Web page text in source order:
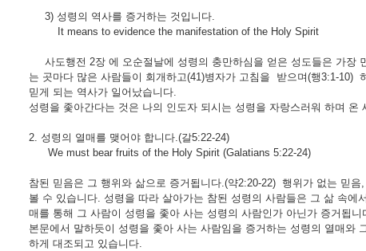
3) 성령의 역사를 증거하는 것입니다.
It means to evidence the manifestation of the Holy Spirit
사도행전 2장 에 오순절날에 성령의 충만하심을 얻은 성도들은 가장
는 곳마다 많은 사람들이 회개하고(41)병자가 고침을 받으며(행3:1-10)
믿게 되는 역사가 일어났습니다.
성령을 좇아간다는 것은 나의 인도자 되시는 성령을 자랑스러워 하며
2. 성령의 열매를 맺어야 합니다.(갈5:22-24)
We must bear fruits of the Holy Spirit (Galatians 5:22-24)
참된 믿음은 그 행위와 삶으로 증거됩니다.(약2:20-22) 행위가 없는 믿
볼 수 있습니다. 성령을 따라 살아가는 참된 성령의 사람들은 그 삶 속
매를 통해 그 사람이 성령을 좇아 사는 성령의 사람인가 아닌가 증거됩니
본문에서 말하듯이 성령을 좇아 사는 사람임을 증거하는 성령의 열매와
하게 대조되고 있습니다.